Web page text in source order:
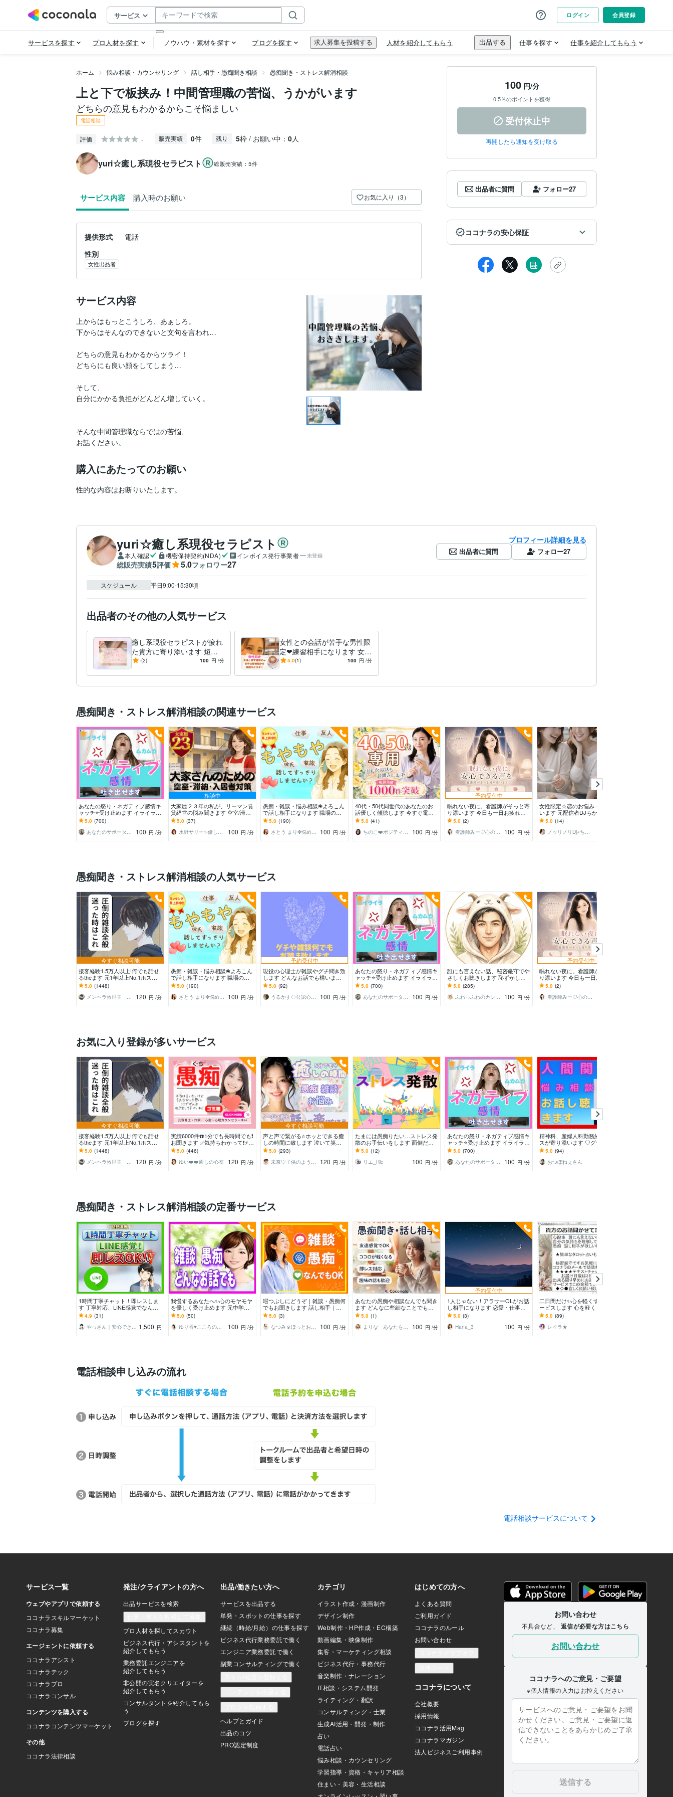
ホーム 悩み相談・カウンセリング 話し相手・愚痴聞き相談 愚痴聞き・ストレス解消相談
上と下で板挟み！中間管理職の苦悩、うかがいます
どちらの意見もわかるからこそ悩ましい
電話相談
評価 - 販売実績 0件 残り 5枠 / お願い中： 0人
yuri☆癒し系現役セラピスト 総販売実績：5件
サービス内容 購入時のお願い お気に入り（3）
提供形式
電話
性別
女性出品者
サービス内容
上からはもっとこうしろ、あぁしろ。
下からはそんなのできないと文句を言われ…
どちらの意見もわかるからツライ！
どちらにも良い顔をしてしまう…
そして、
自分にかかる負担がどんどん増していく。
そんな中間管理職ならではの苦悩、
購入にあたってのお願い
性的な内容はお断りいたします。
100円/分
0.5％のポイントを獲得
受付休止中
再開したら通知を受け取る
出品者に質問 フォロー27
ココナラの安心保証
yuri☆癒し系現役セラピスト
本人確認 機密保持契約(NDA) インボイス発行事業者 未登録
総販売実績5評価 5.0フォロワー27
プロフィール詳細を見る
出品者に質問 フォロー27
スケジュール 平日9:00-15:30頃
出品者のその他の人気サービス
癒し系現役セラピストが疲れ
た貴方に寄り添います 短時
間OK！ちょっと話を聞いて
-(2) 100 円 /分
女性との会話が苦手な男性限
定❤練習相手になります 女性
を目の前にすると緊張して頭
5.0(1) 100 円 /分
愚痴聞き・ストレス解消相談の関連サービス
あなたの怒り・ネガティブ感情キ
ャッチ⭐受け止めます イライラ❗
不満/上司/愚痴を吐き出せる秘密
❤️の部屋です
5.0 (700)
あなたのサポーター⭐えみ
100 円 /分
相談中
大家歴２３年の私が、リーマン賃
貸経営の悩み聞きます 空室/滞納/
クレームなど困りごとを、解決に
向けて一緒に整理！
5.0 (37)
水野サリー✨優しく寄り添う話し相手
100 円 /分
愚痴・雑談・悩み相談❀よろこん
で話し相手になります 職場の人
間関係・仕事・夫婦・親子❀どん
なお話もお聴きします❀
5.0 (190)
さとう まり✤悩めるあなたのそばにいます
100 円 /分
40代・50代同世代のあなたのお
話優しく傾聴します 今すぐ電話
相談/更年期/夫婦関係/介護/不安/
愚痴聞きOK
5.0 (41)
ちのこ❤️ポジティブカウンセラー
100 円 /分
予約受付中
眠れない夜に。看護師がそっと寄
り添います 今日も一日お疲れさ
ま。眠れない夜、お話ししません
か？
5.0 (2)
看護師みー♡心の休憩室
100 円 /分
女性限定☆恋のお悩み・愚痴を伺
います 元配信者DJちかこが久々
に会った同級生のノリでお話伺い
ます
5.0 (14)
ノッリノリDj⭐︎ちかこ⭐︎
愚痴聞き・ストレス解消相談の人気サービス
今すぐ相談可能
接客経験1.5万人以上!何でも話せ
るtheます 元1年以上No.1ホスト
と気軽に雑談！もちろん愚痴も歓
迎
5.0 (1448)
メンヘラ救世主 えの
120 円 /分
愚痴・雑談・悩み相談❀よろこん
で話し相手になります 職場の人
間関係・仕事・夫婦・親子❀どん
なお話もお聴きします❀
5.0 (190)
さとう まり✤悩めるあなたのそばにいます
100 円 /分
予約受付中
現役の心理士が雑談やグチ聞き致
します どんなお話でも構いませ
ん。グチやイライラお聞きいたし
ます。
5.0 (92)
うるかす◇公認心理士◇
100 円 /分
あなたの怒り・ネガティブ感情キ
ャッチ⭐受け止めます イライラ❗
不満/上司/愚痴を吐き出せる秘密
❤️の部屋です
5.0 (700)
あなたのサポーター⭐えみ
100 円 /分
誰にも言えない話、秘密厳守でや
さしくお聴きします 恥ずかしい
言えない・しんどい・本音→話し
てスッキリ☘️
5.0 (285)
ふわっふわのカシミヤ
100 円 /分
予約受付中
眠れない夜に。看護師がそっと寄
り添います 今日も一日お疲れさ
ま。眠れない夜、お話ししません
か？
5.0 (2)
看護師みー♡心の休憩室
お気に入り登録が多いサービス
今すぐ相談可能
接客経験1.5万人以上!何でも話せ
るtheます 元1年以上No.1ホスト
と気軽に雑談！もちろん愚痴も歓
迎
5.0 (1448)
メンヘラ救世主 えの
120 円 /分
実績6000件☎️1分でも長時間でも❗️
お聞きます ✅気持ちわかって❗️⚡️イ
ライラ⚡️もやもや⚡️何でもOK♡
5.0 (446)
ゆい❤️❤️癒しの心友
120 円 /分
今すぐ相談可能
声と声で繋がる⭐️ホッとできる癒
しの時間に致します 泣いて笑っ
て✨ありのままのあなたで♬気軽
に心のケアしましょ✨
5.0 (293)
未奈♡子供のようにありのままで⭐️
120 円 /分
たまには愚痴りたい…ストレス発
散のお手伝いをします 面倒だと
思われるアドバイスはせず、お話
の腰はおりません✨
5.0 (12)
リエ_Rie
100 円 /分
あなたの怒り・ネガティブ感情キ
ャッチ⭐受け止めます イライラ❗
不満/上司/愚痴を吐き出せる秘密
❤️の部屋です
5.0 (700)
あなたのサポーター⭐えみ
100 円 /分
精神科、産婦人科勤務経験のナー
スが寄り添います ♡グチ・不
満・イライラ・腹立つ事を話すと
心が軽くなります❣️
5.0 (94)
おつぼねぇさん
愚痴聞き・ストレス解消相談の定番サービス
1時間丁寧チャット！即レスしま
す 丁寧対応、LINE感覚でなんで
もお聞きします。
4.9 (31)
やっさん｜安心できる心の休憩室 1,500 円
我慢するあなたへ✨心のモヤモヤ
を優しく受け止めます 元中学校
教師/雑談/愚痴/本音/孤独感/困惑
✨️否定しません
5.0 (50)
ゆり香♥️こころの放課後カフェ ♫
100 円 /分
暇つぶしにどうぞ｜雑談・愚痴何
でもお聞きします 話し相手｜本
音｜不安｜孤独｜人間関係｜スト
レス｜子育て｜傾聴
5.0 (3)
なつみ☺︎ほっとお話し部屋
100 円 /分
あなたの愚痴や相談なんでも聞き
ます どんなに些細なことでもウ
ェルカム！話し相手になります！
5.0 (1)
まりな あなたを陰ながら支えます☺︎
100 円 /分
予約受付中
1人じゃない！アラサーOLがお話
し相手になります 恋愛・仕事・
愚痴など何でもOK！誰かと話し
たい時に◎
5.0 (3)
Hana_3
100 円 /分
二日間だけ✨️心を軽くする傾聴サ
ービスします 心を軽くしなが
ら、簡単な3ヶ月の運勢をチェッ
ク
5.0 (89)
レイラ★
電話相談申し込みの流れ
電話相談サービスについて